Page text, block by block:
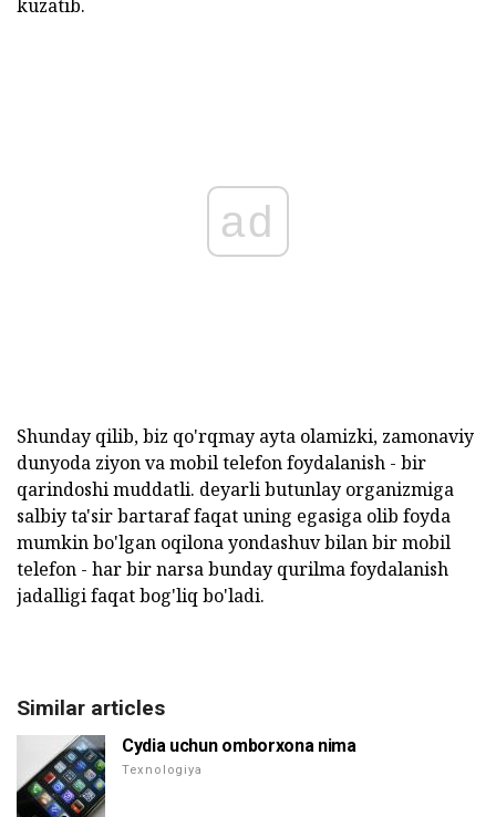
kuzatib.
ad
Shunday qilib, biz qo'rqmay ayta olamizki, zamonaviy
dunyoda ziyon va mobil telefon foydalanish - bir
qarindoshi muddatli. deyarli butunlay organizmiga
salbiy ta'sir bartaraf faqat uning egasiga olib foyda
mumkin bo'lgan oqilona yondashuv bilan bir mobil
telefon - har bir narsa bunday qurilma foydalanish
jadalligi faqat bog'liq bo'ladi.
Similar articles
Cydia uchun omborxona nima
Texnologiya